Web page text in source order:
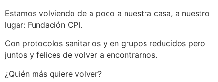
Estamos volviendo de a poco a nuestra casa, a nuestro
lugar: Fundación CPI.
Con protocolos sanitarios y en grupos reducidos pero
juntos y felices de volver a encontrarnos.
¿Quién más quiere volver?